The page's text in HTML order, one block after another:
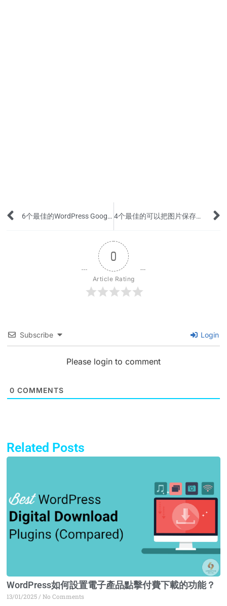
Prev 6个最佳的WordPress Google Analytics 插件 4个最佳的可以把图片保存为Webp格式的编辑软件
0
Article Rating
Subscribe Login
Please login to comment
0 COMMENTS
Related Posts
WordPress如何設置電子產品點擊付費下載的功能？
13/01/2025 No Comments